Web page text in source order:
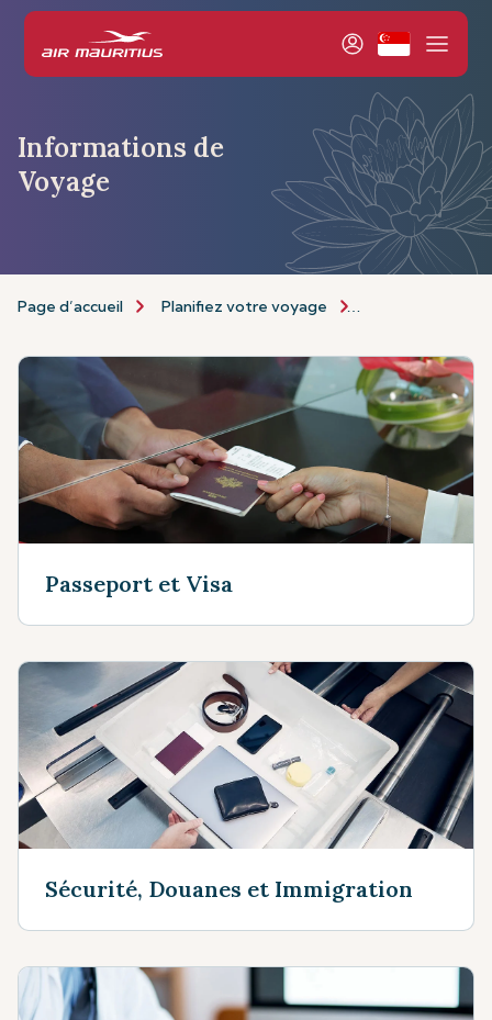
Informations de
Voyage
Page d’accueil Planifiez votre voyage
Passeport et Visa
Sécurité, Douanes et Immigration